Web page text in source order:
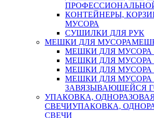
КОНТЕЙНЕРЫ,
МУСОРА
СУШИЛКИ ДЛЯ РУК
МЕШКИ ДЛЯ МУСОРА
МЕШКИ ДЛЯ МУСОРА
МЕШКИ ДЛЯ МУСОРА
МЕШКИ ДЛЯ МУСОРА
МЕШКИ ДЛЯ МУСОРА
ЗАВЯЗЫВАЮЩЕЙСЯ
УПАКОВКА,
СВЕЧИУПАКОВКА,
СВЕЧИ